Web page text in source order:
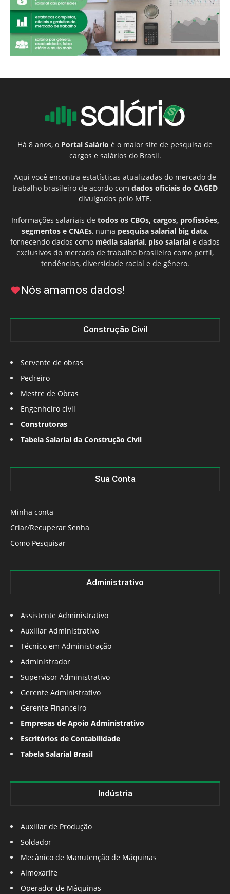
Há 8 anos, o Portal Salário é o maior site de pesquisa de
cargos e salários do Brasil.
Aqui você encontra estatísticas atualizadas do mercado de
trabalho brasileiro de acordo com dados oficiais do CAGED
divulgados pelo MTE.
Informações salariais de todos os CBOs, cargos, profissões,
segmentos e CNAEs, numa pesquisa salarial big data,
fornecendo dados como média salarial, piso salarial e dados
exclusivos do mercado de trabalho brasileiro como perfil,
tendências, diversidade racial e de gênero.
Nós amamos dados!
Construção Civil
Servente de obras
Pedreiro
Mestre de Obras
Engenheiro civil
Construtoras
Tabela Salarial da Construção Civil
Sua Conta
Minha conta
Criar/Recuperar Senha
Como Pesquisar
Administrativo
Assistente Administrativo
Auxiliar Administrativo
Técnico em Administração
Administrador
Supervisor Administrativo
Gerente Administrativo
Gerente Financeiro
Empresas de Apoio Administrativo
Escritórios de Contabilidade
Tabela Salarial Brasil
Indústria
Auxiliar de Produção
Soldador
Mecânico de Manutenção de Máquinas
Almoxarife
Operador de Máquinas